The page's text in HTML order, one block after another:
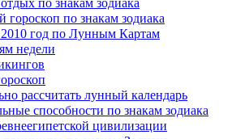
по знакам зодиака
по знакам зодиака
год по Лунным Картам
недели
рассчитать лунный календарь
способности по знакам зодиака
цивилизации